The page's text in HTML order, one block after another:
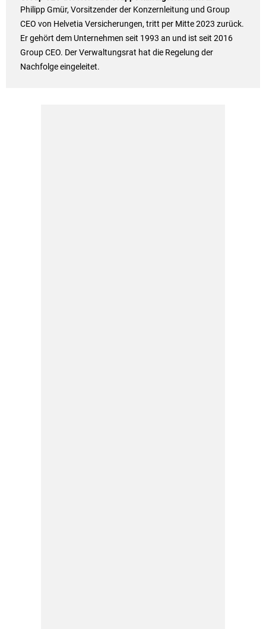
Philipp Gmür, Vorsitzender der Konzernleitung und Group
CEO von Helvetia Versicherungen, tritt per Mitte 2023 zurück.
Er gehört dem Unternehmen seit 1993 an und ist seit 2016
Group CEO. Der Verwaltungsrat hat die Regelung der
Nachfolge eingeleitet.